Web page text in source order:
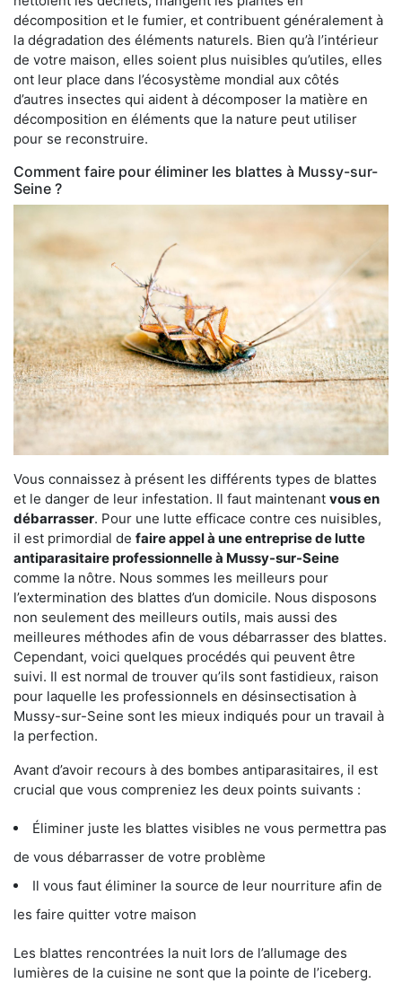
décomposition et le fumier, et contribuent généralement à
la dégradation des éléments naturels. Bien qu’à l’intérieur
de votre maison, elles soient plus nuisibles qu’utiles, elles
ont leur place dans l’écosystème mondial aux côtés
d’autres insectes qui aident à décomposer la matière en
décomposition en éléments que la nature peut utiliser
pour se reconstruire.
Comment faire pour éliminer les blattes à Mussy-sur-
Seine ?
Vous connaissez à présent les différents types de blattes
et le danger de leur infestation. Il faut maintenant vous en
débarrasser. Pour une lutte efficace contre ces nuisibles,
il est primordial de faire appel à une entreprise de lutte
antiparasitaire professionnelle à Mussy-sur-Seine
comme la nôtre. Nous sommes les meilleurs pour
l’extermination des blattes d’un domicile. Nous disposons
non seulement des meilleurs outils, mais aussi des
meilleures méthodes afin de vous débarrasser des blattes.
Cependant, voici quelques procédés qui peuvent être
suivi. Il est normal de trouver qu’ils sont fastidieux, raison
pour laquelle les professionnels en désinsectisation à
Mussy-sur-Seine sont les mieux indiqués pour un travail à
la perfection.
Avant d’avoir recours à des bombes antiparasitaires, il est
crucial que vous compreniez les deux points suivants :
Éliminer juste les blattes visibles ne vous permettra pas
de vous débarrasser de votre problème
Il vous faut éliminer la source de leur nourriture afin de
les faire quitter votre maison
Les blattes rencontrées la nuit lors de l’allumage des
lumières de la cuisine ne sont que la pointe de l’iceberg.